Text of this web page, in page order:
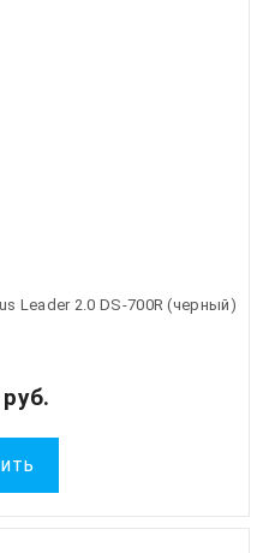
Leader 2.0 DS-700R (черный)